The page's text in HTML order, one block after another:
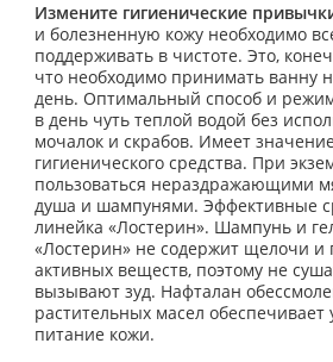
Измените гигиенические
и болезненную кожу необходимо
поддерживать в чистоте. Это,
что необходимо принимать ванну
день. Оптимальный способ и
в день чуть теплой водой без
мочалок и скрабов. Имеет
гигиенического средства. При
пользоваться нераздражающими
душа и шампунями. Эффективные
линейка «Лостерин». Шампунь и
«Лостерин» не содержит щелочи и
активных веществ, поэтому не
вызывают зуд. Нафталан
растительных масел
питание кожи.